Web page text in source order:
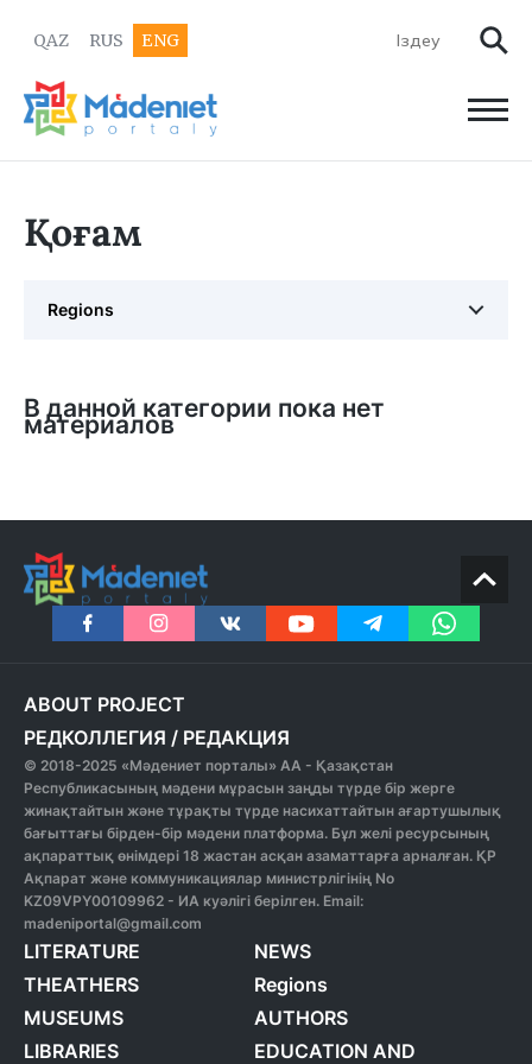
QAZ RUS ENG
Қоғам
Regions
В данной категории пока нет
материалов
ABOUT PROJECT
РЕДКОЛЛЕГИЯ / РЕДАКЦИЯ
© 2018-2025 «Мәдениет порталы» АА - Қазақстан
Республикасының мәдени мұрасын заңды түрде бір жерге
жинақтайтын және тұрақты түрде насихаттайтын ағартушылық
бағыттағы бірден-бір мәдени платформа. Бұл желі ресурсының
ақпараттық өнімдері 18 жастан асқан азаматтарға арналған. ҚР
Ақпарат және коммуникациялар министрлігінің No
KZ09VPY00109962 - ИА куәлігі берілген. Email:
madeniportal@gmail.com
LITERATURE
THEATHERS
MUSEUMS
LIBRARIES
NEWS
Regions
AUTHORS
EDUCATION AND